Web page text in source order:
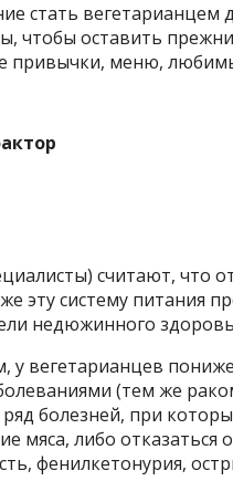
стать
чтобы оставить
привычки, меню,
считают, что
эту систему питания
недюжинного
у вегетарианцев
(тем же
болезней, при
мяса, либо отказаться
фенилкетонурия,